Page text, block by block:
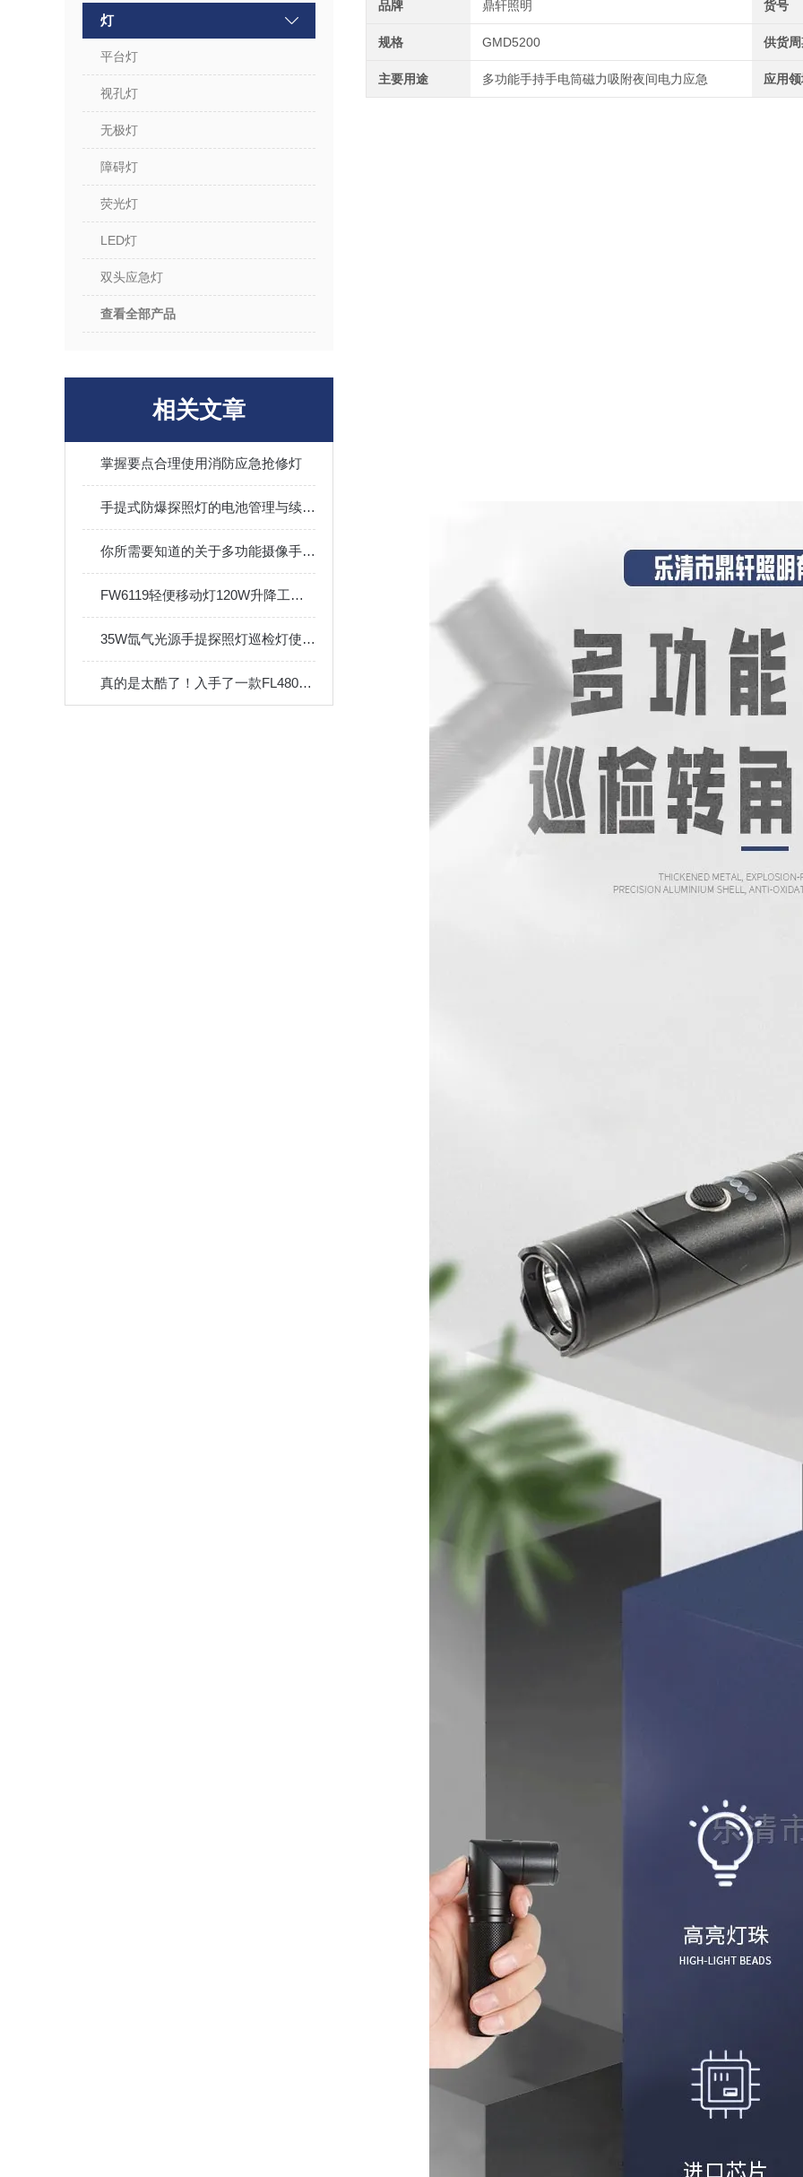
灯
平台灯
视孔灯
无极灯
障碍灯
荧光灯
LED灯
双头应急灯
查看全部产品
相关文章
掌握要点合理使用消防应急抢修灯
手提式防爆探照灯的电池管理与续航能力优化
你所需要知道的关于多功能摄像手电筒的事
FW6119轻便移动灯120W升降工作灯铁路施工信号指示防水灯显示屏
35W氙气光源手提探照灯巡检灯使用说明书
真的是太酷了！入手了一款FL4800强光方位灯
品牌 鼎轩照明 货号
规格 GMD5200 供货
主要用途 多功能手持手电筒磁力吸附夜间电力应急 应用